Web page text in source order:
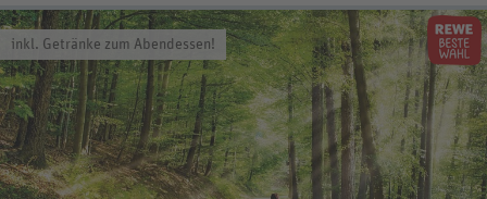
inkl. Getränke zum Abendessen!